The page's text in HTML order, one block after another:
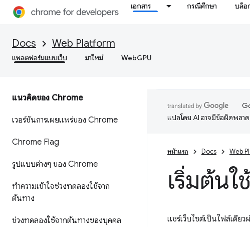
เอกสาร กรณีศึกษา บล็อ
Docs Web Platform
แพลตฟอร์มแบบเว็บ มาใหม่ WebGPU
แนวคิดของ Chrome
เวอร์ชันการเผยแพร่ของ Chrome
Chrome Flag
รูปแบบต่างๆ ของ Chrome
ทําความเข้าใจช่วงทดลองใช้จาก
ต้นทาง
ช่วงทดลองใช้จากต้นทางของบุคคล
แปลโดย AI อาจมีข้อผิดพลาด
หน้าแรก Docs Web
เริ่มต้นใ
แชร์เว็บไซต์เป็นไฟล์เดีย